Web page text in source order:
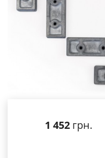
1 452 грн.